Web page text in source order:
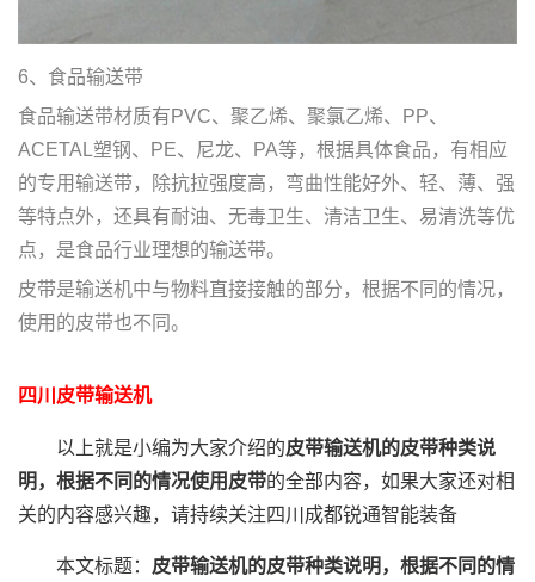
6、食品输送带
食品输送带材质有PVC、聚乙烯、聚氯乙烯、PP、
ACETAL塑钢、PE、尼龙、PA等，根据具体食品，有相应
的专用输送带，除抗拉强度高，弯曲性能好外、轻、薄、强
等特点外，还具有耐油、无毒卫生、清洁卫生、易清洗等优
点，是食品行业理想的输送带。
皮带是输送机中与物料直接接触的部分，根据不同的情况，
使用的皮带也不同。
四川皮带输送机
以上就是小编为大家介绍的皮带输送机的皮带种类说
明，根据不同的情况使用皮带的全部内容，如果大家还对相
关的内容感兴趣，请持续关注四川成都锐通智能装备
本文标题： 皮带输送机的皮带种类说明，根据不同的情